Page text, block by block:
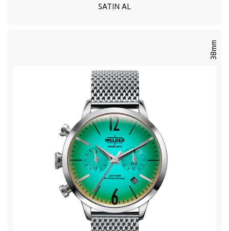
SATIN AL
38mm